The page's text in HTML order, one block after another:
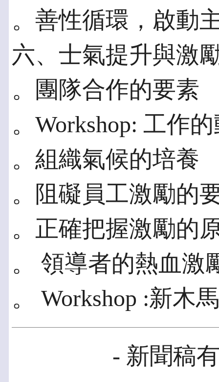
。善性循環，啟動
六、士氣提升與激
。團隊合作的要素
。Workshop: 工作
。組織氣候的培養
。阻礙員工激勵的
。正確把握激勵的
。 領導者的熱血激
。 Workshop :新木
- 新聞稿